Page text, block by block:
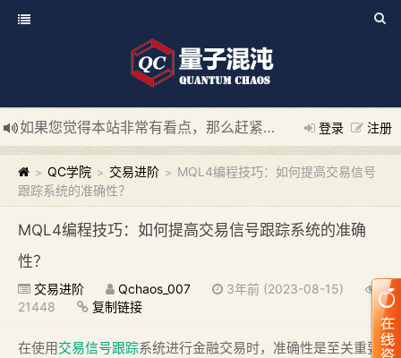
登录 注册
如果您觉得本站非常有看点，那么赶紧使用Ctrl+D 收藏我们吧
新添加量子混沌系统板块，欢迎大家访问！
---“量子混沌系
> QC学院 > 交易进阶 > MQL4编程技巧：如何提高交易信号
跟踪系统的准确性？
MQL4编程技巧：如何提高交易信号跟踪系统的准确
性？
交易进阶 Qchaos_007
3年前 (2023-08-15)
21448
复制链接
在使用交易信号跟踪系统进行金融交易时，准确性是至关重要